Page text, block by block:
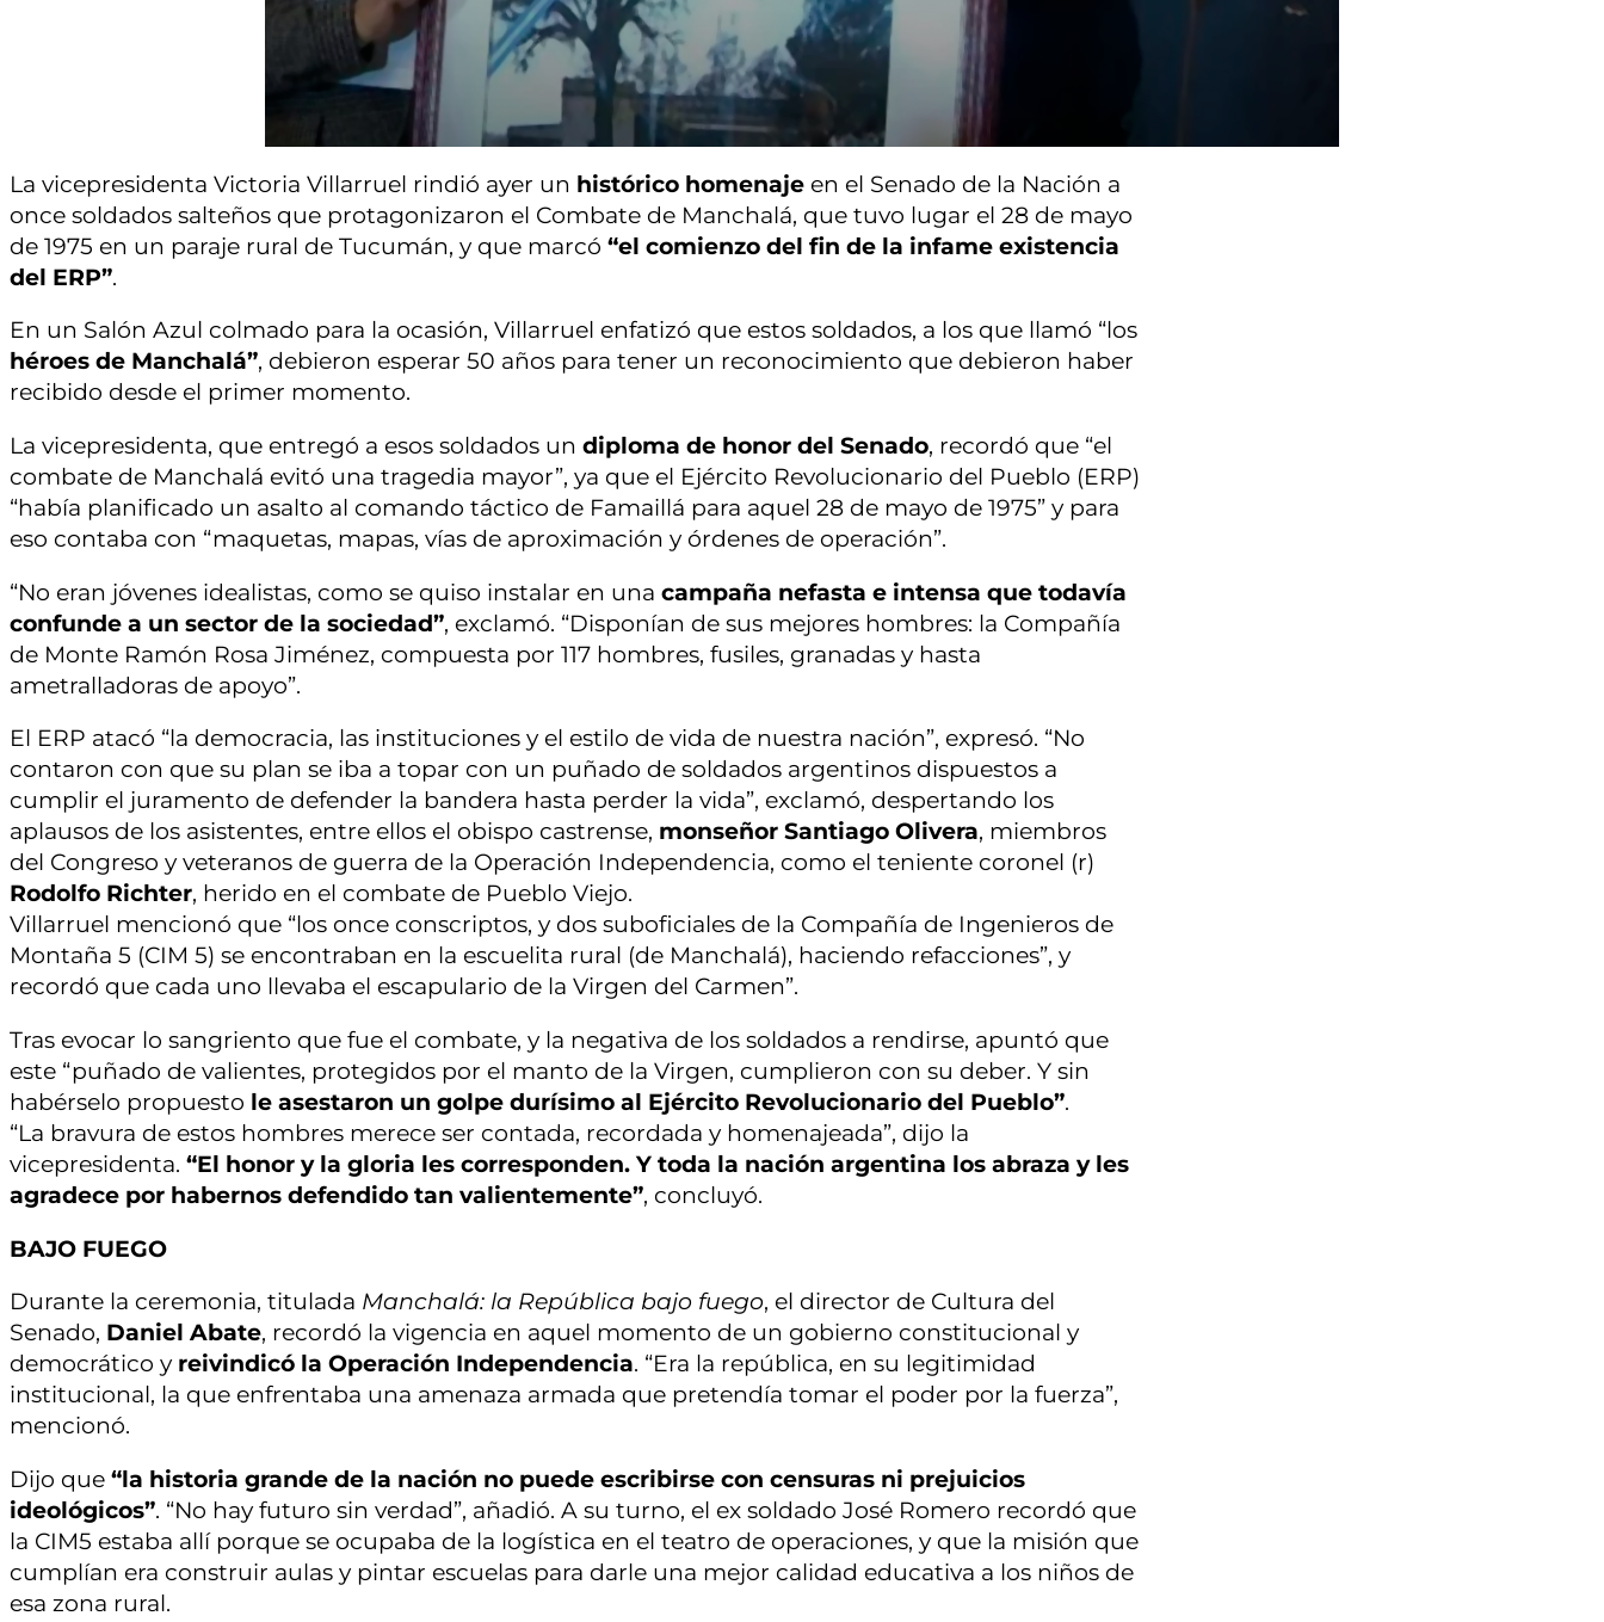
La vicepresidenta Victoria Villarruel rindió ayer un histórico homenaje en el Senado de la Nación a
once soldados salteños que protagonizaron el Combate de Manchalá, que tuvo lugar el 28 de mayo
de 1975 en un paraje rural de Tucumán, y que marcó “el comienzo del fin de la infame existencia
del ERP”.
En un Salón Azul colmado para la ocasión, Villarruel enfatizó que estos soldados, a los que llamó “los
héroes de Manchalá”, debieron esperar 50 años para tener un reconocimiento que debieron haber
recibido desde el primer momento.
La vicepresidenta, que entregó a esos soldados un diploma de honor del Senado, recordó que “el
combate de Manchalá evitó una tragedia mayor”, ya que el Ejército Revolucionario del Pueblo (ERP)
“había planificado un asalto al comando táctico de Famaillá para aquel 28 de mayo de 1975” y para
eso contaba con “maquetas, mapas, vías de aproximación y órdenes de operación”.
“No eran jóvenes idealistas, como se quiso instalar en una campaña nefasta e intensa que todavía
confunde a un sector de la sociedad”, exclamó. “Disponían de sus mejores hombres: la Compañía
de Monte Ramón Rosa Jiménez, compuesta por 117 hombres, fusiles, granadas y hasta
ametralladoras de apoyo”.
El ERP atacó “la democracia, las instituciones y el estilo de vida de nuestra nación”, expresó. “No
contaron con que su plan se iba a topar con un puñado de soldados argentinos dispuestos a
cumplir el juramento de defender la bandera hasta perder la vida”, exclamó, despertando los
aplausos de los asistentes, entre ellos el obispo castrense, monseñor Santiago Olivera, miembros
del Congreso y veteranos de guerra de la Operación Independencia, como el teniente coronel (r)
Rodolfo Richter, herido en el combate de Pueblo Viejo.
Villarruel mencionó que “los once conscriptos, y dos suboficiales de la Compañía de Ingenieros de
Montaña 5 (CIM 5) se encontraban en la escuelita rural (de Manchalá), haciendo refacciones”, y
recordó que cada uno llevaba el escapulario de la Virgen del Carmen”.
Tras evocar lo sangriento que fue el combate, y la negativa de los soldados a rendirse, apuntó que
este “puñado de valientes, protegidos por el manto de la Virgen, cumplieron con su deber. Y sin
habérselo propuesto le asestaron un golpe durísimo al Ejército Revolucionario del Pueblo”.
“La bravura de estos hombres merece ser contada, recordada y homenajeada”, dijo la
vicepresidenta. “El honor y la gloria les corresponden. Y toda la nación argentina los abraza y les
agradece por habernos defendido tan valientemente”, concluyó.
BAJO FUEGO
Durante la ceremonia, titulada Manchalá: la República bajo fuego, el director de Cultura del
Senado, Daniel Abate, recordó la vigencia en aquel momento de un gobierno constitucional y
democrático y reivindicó la Operación Independencia. “Era la república, en su legitimidad
institucional, la que enfrentaba una amenaza armada que pretendía tomar el poder por la fuerza”,
mencionó.
Dijo que “la historia grande de la nación no puede escribirse con censuras ni prejuicios
ideológicos”. “No hay futuro sin verdad”, añadió. A su turno, el ex soldado José Romero recordó que
la CIM5 estaba allí porque se ocupaba de la logística en el teatro de operaciones, y que la misión que
cumplían era construir aulas y pintar escuelas para darle una mejor calidad educativa a los niños de
esa zona rural.